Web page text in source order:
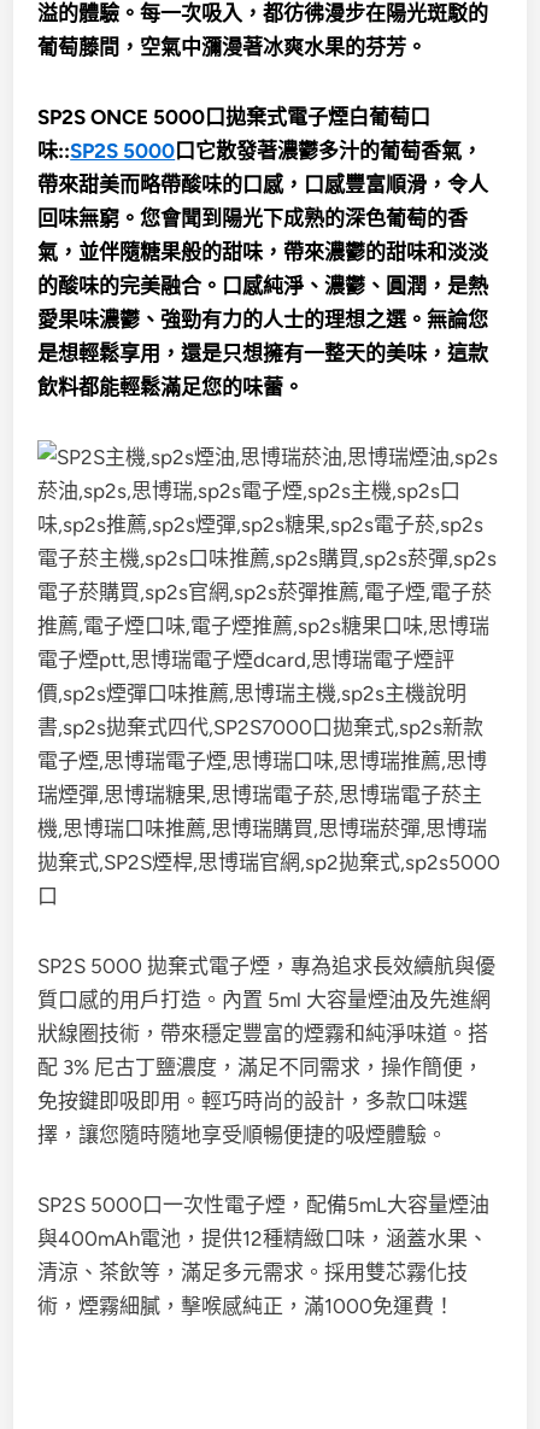
溢的體驗。每一次吸入，都彷彿漫步在陽光斑駁的
葡萄藤間，空氣中瀰漫著冰爽水果的芬芳。
SP2S ONCE 5000口拋棄式電子煙白葡萄口
味::SP2S 5000 口它散發著濃鬱多汁的葡萄香氣，
帶來甜美而略帶酸味的口感，口感豐富順滑，令人
回味無窮。您會聞到陽光下成熟的深色葡萄的香
氣，並伴隨糖果般的甜味，帶來濃鬱的甜味和淡淡
的酸味的完美融合。口感純淨、濃鬱、圓潤，是熱
愛果味濃鬱、強勁有力的人士的理想之選。無論您
是想輕鬆享用，還是只想擁有一整天的美味，這款
飲料都能輕鬆滿足您的味蕾。
SP2S 5000 拋棄式電子煙，專為追求長效續航與優
質口感的用戶打造。內置 5ml 大容量煙油及先進網
狀線圈技術，帶來穩定豐富的煙霧和純淨味道。搭
配 3% 尼古丁鹽濃度，滿足不同需求，操作簡便，
免按鍵即吸即用。輕巧時尚的設計，多款口味選
擇，讓您隨時隨地享受順暢便捷的吸煙體驗。
SP2S 5000口一次性電子煙，配備5mL大容量煙油
與400mAh電池，提供12種精緻口味，涵蓋水果、
清涼、茶飲等，滿足多元需求。採用雙芯霧化技
術，煙霧細膩，擊喉感純正，滿1000免運費！